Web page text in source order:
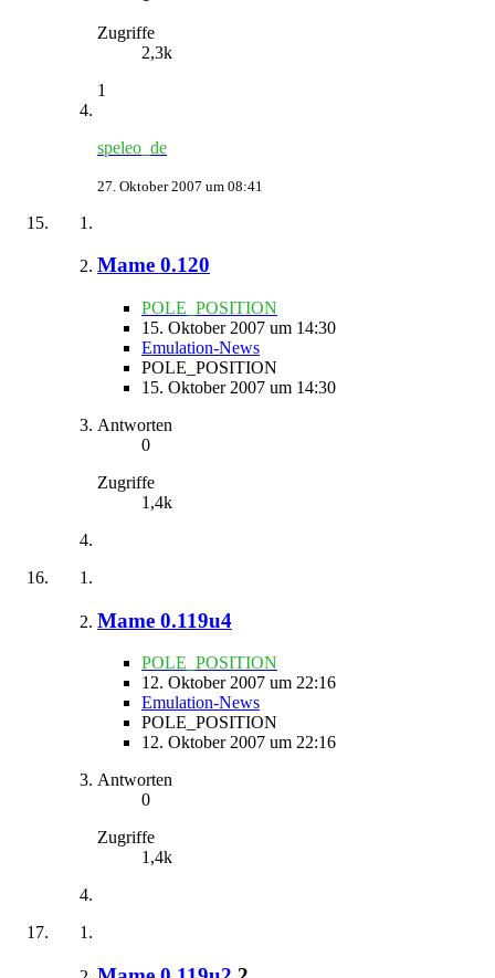
Zugriffe
2,3k
1
speleo_de
27. Oktober 2007 um 08:41
Mame 0.120
POLE_POSITION
15. Oktober 2007 um 14:30
Emulation-News
POLE_POSITION
15. Oktober 2007 um 14:30
Antworten
0
Zugriffe
1,4k
Mame 0.119u4
POLE_POSITION
12. Oktober 2007 um 22:16
Emulation-News
POLE_POSITION
12. Oktober 2007 um 22:16
Antworten
0
Zugriffe
1,4k